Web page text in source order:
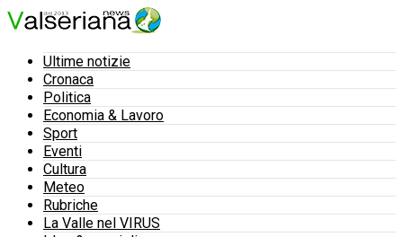
Ultime notizie
Cronaca
Politica
Economia & Lavoro
Sport
Eventi
Cultura
Meteo
Rubriche
La Valle nel VIRUS